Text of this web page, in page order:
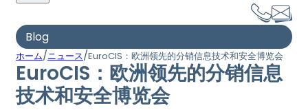
Blog
ホーム/ニュース/EuroCIS：欧洲领先的分销信息技术和安全博览会
EuroCIS：欧洲领先的分销信息
技术和安全博览会